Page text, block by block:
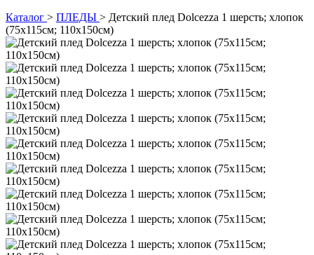
Каталог > ПЛЕДЫ > Детский плед Dolcezza 1 шерсть; хлопок
(75х115см; 110х150см)